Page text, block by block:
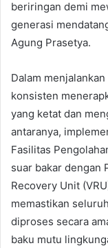
beriringan demi
generasi
Agung Prasetya.
Dalam
konsisten
yang ketat dan
antaranya,
Fasilitas
suar bakar dengan
Recovery Unit
memastikan
diproses secara
baku mutu